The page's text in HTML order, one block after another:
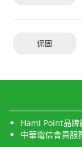
保固
Hami Point品牌
中華電信會員服